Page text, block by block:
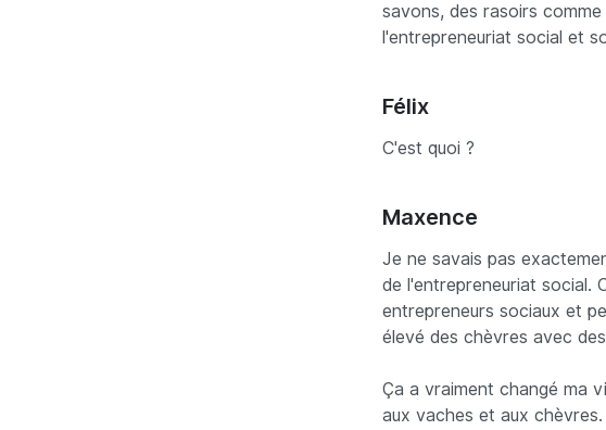
savons, des rasoirs
l'entrepreneuriat social et
Félix
C'est quoi ?
Maxence
Je ne savais pas
de l'entrepreneuriat social.
entrepreneurs sociaux et
élevé des chèvres avec
Ça a vraiment changé ma
aux vaches et aux